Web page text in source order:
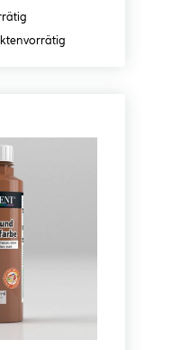
vorrätig